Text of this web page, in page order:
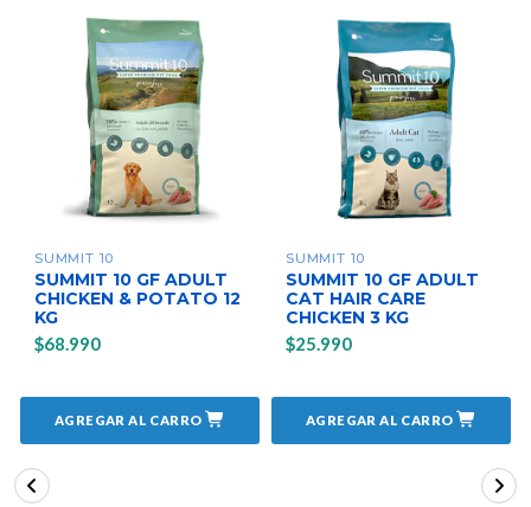
SUMMIT 10
SUMMIT 10 GF ADULT
CHICKEN & POTATO 12
KG
$68.990
AGREGAR AL CARRO
SUMMIT 10
SUMMIT 10 GF ADULT
CAT HAIR CARE
CHICKEN 3 KG
$25.990
AGREGAR AL CARRO